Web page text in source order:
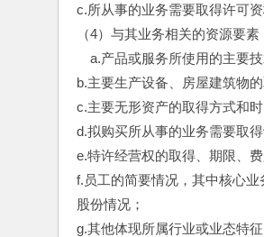
c.所从事的业务需要取得许可
（4）与其业务相关的资源要素
a.产品或服务所使用的主要技
b.主要生产设备、房屋建筑物
c.主要无形资产的取得方式和
d.拟购买所从事的业务需要取
e.特许经营权的取得、期限、费
f.员工的简要情况，其中核心
股份情况；
g.其他体现所属行业或业态特征